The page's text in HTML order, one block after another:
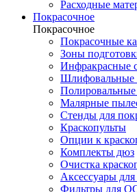
Расходные
Покрасочное
Покрасочное
Покрасочные
Зоны
Инфракрасные
Шлифовальные
Малярные
Стенды для
Краскопульты
Опции к
Комплекты дюз
Очистка
Аксессуары
Фильтры для